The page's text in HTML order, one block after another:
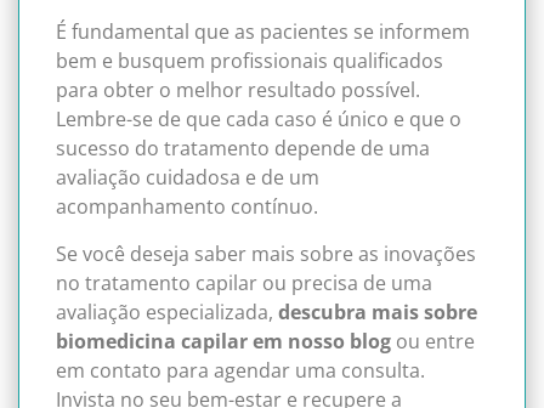
É fundamental que as pacientes se informem
bem e busquem profissionais qualificados
para obter o melhor resultado possível.
Lembre-se de que cada caso é único e que o
sucesso do tratamento depende de uma
avaliação cuidadosa e de um
acompanhamento contínuo.
Se você deseja saber mais sobre as inovações
no tratamento capilar ou precisa de uma
avaliação especializada, descubra mais sobre
biomedicina capilar em nosso blog ou entre
em contato para agendar uma consulta.
Invista no seu bem-estar e recupere a